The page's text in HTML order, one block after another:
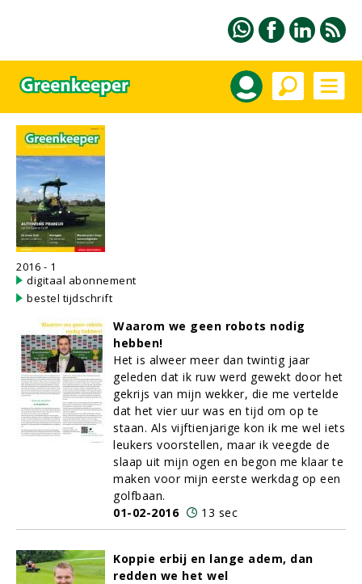
2016 - 1
digitaal abonnement
bestel tijdschrift
Waarom we geen robots nodig
hebben!
Het is alweer meer dan twintig jaar
geleden dat ik ruw werd gewekt door het
gekrijs van mijn wekker, die me vertelde
dat het vier uur was en tijd om op te
staan. Als vijftienjarige kon ik me wel iets
leukers voorstellen, maar ik veegde de
slaap uit mijn ogen en begon me klaar te
maken voor mijn eerste werkdag op een
golfbaan.
01-02-2016
13 sec
Koppie erbij en lange adem, dan
redden we het wel